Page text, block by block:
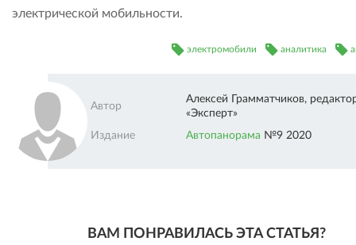
электрической мобильности.
аналитика
электромобили
Автор
Алексей Грамматчиков,
«Эксперт»
Издание
Автопанорама №9 2020
ВАМ ПОНРАВИЛАСЬ ЭТА СТАТЬЯ?